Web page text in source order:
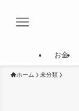
お金
ホーム 未分類